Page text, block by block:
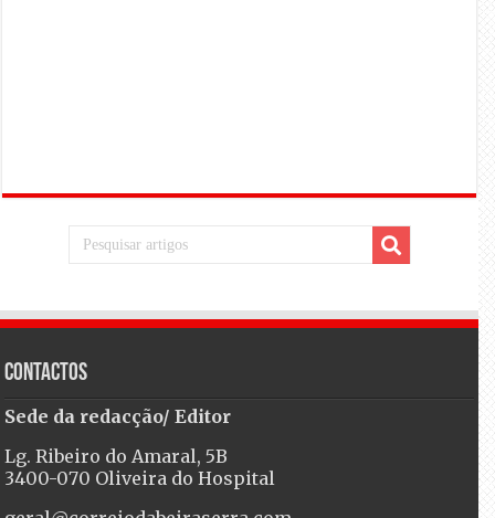
Contactos
Sede da redacção/ Editor
Lg. Ribeiro do Amaral, 5B
3400-070 Oliveira do Hospital